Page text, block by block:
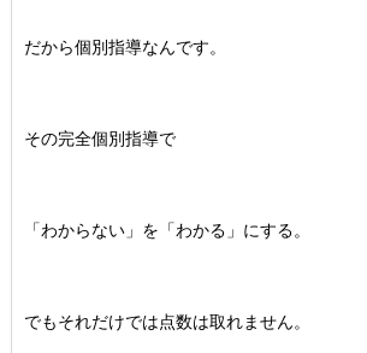
だから個別指導なんです。
その完全個別指導で
「わからない」を「わかる」にする。
でもそれだけでは点数は取れません。